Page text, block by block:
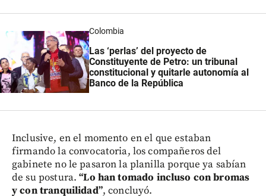
Colombia
Las ‘perlas’ del proyecto de
Constituyente de Petro: un tribunal
constitucional y quitarle autonomía al
Banco de la República
Inclusive, en el momento en el que estaban
firmando la convocatoria, los compañeros del
gabinete no le pasaron la planilla porque ya sabían
de su postura.“Lo han tomado incluso con bromas
y con tranquilidad”, concluyó.